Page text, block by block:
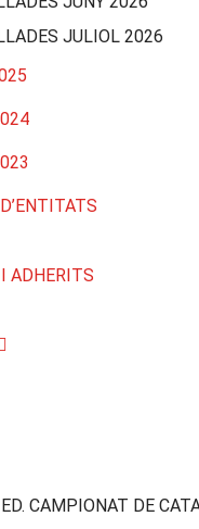
JULIOL 2026
ADHERITS
CAMPIONAT DE